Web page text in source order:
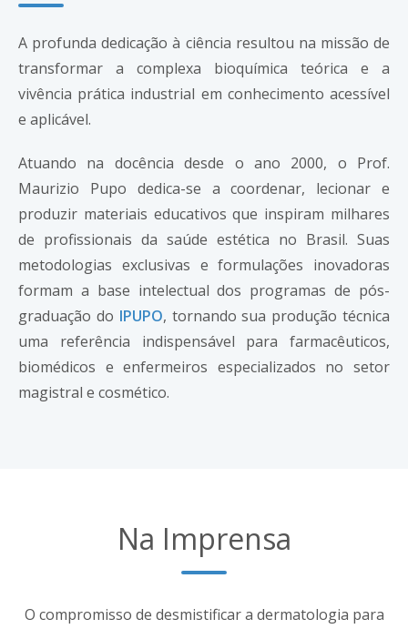
A profunda dedicação à ciência resultou na missão de
transformar a complexa bioquímica teórica e a
vivência prática industrial em conhecimento acessível
e aplicável.
Atuando na docência desde o ano 2000, o Prof.
Maurizio Pupo dedica-se a coordenar, lecionar e
produzir materiais educativos que inspiram milhares
de profissionais da saúde estética no Brasil. Suas
metodologias exclusivas e formulações inovadoras
formam a base intelectual dos programas de pós-
graduação do IPUPO, tornando sua produção técnica
uma referência indispensável para farmacêuticos,
biomédicos e enfermeiros especializados no setor
magistral e cosmético.
Na Imprensa
O compromisso de desmistificar a dermatologia para